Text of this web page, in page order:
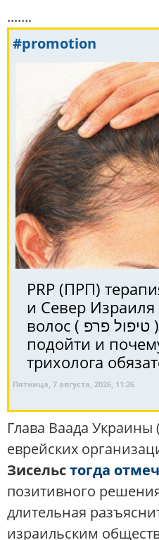
.......
#promotion
PRP (ПРП)
и Север
волос ( טיפול פרפ ): кому она может
подойти и
трихолога
Пятница, 7 августа, 2026, 11:26
Глава Ваада
еврейских
Зисельстогда
позитивного
длительная
израильским